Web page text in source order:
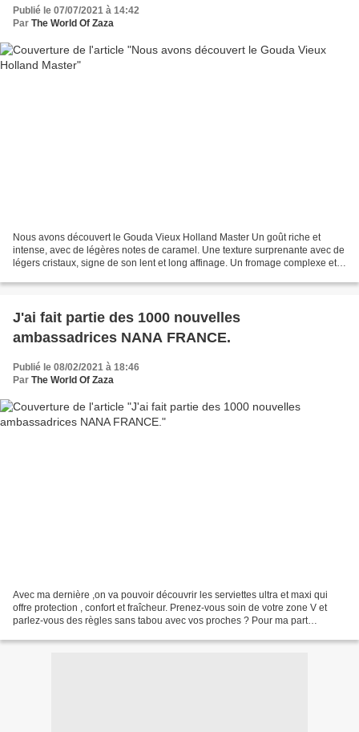
Publié le 07/07/2021 à 14:42
Par The World Of Zaza
Nous avons découvert le Gouda Vieux Holland Master Un goût riche et
intense, avec de légères notes de caramel. Une texture surprenante avec de
légers cristaux, signe de son lent et long affinage. Un fromage complexe et
J'ai fait partie des 1000 nouvelles
ambassadrices NANA FRANCE.
Publié le 08/02/2021 à 18:46
Par The World Of Zaza
Avec ma dernière ,on va pouvoir découvrir les serviettes ultra et maxi qui
offre protection , confort et fraîcheur. Prenez-vous soin de votre zone V et
parlez-vous des règles sans tabou avec vos proches ? Pour ma part